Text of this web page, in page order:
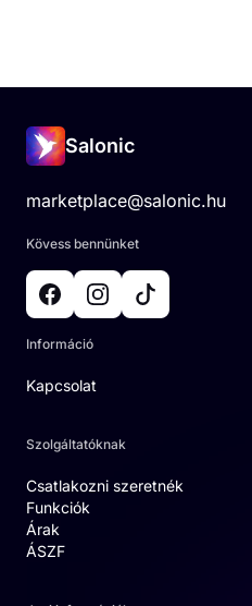
Salonic
marketplace@salonic.hu
Kövess bennünket
Információ
Kapcsolat
Szolgáltatóknak
Csatlakozni szeretnék
Funkciók
Árak
ÁSZF